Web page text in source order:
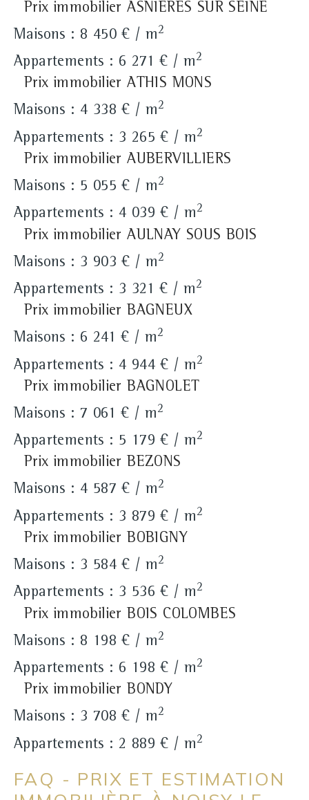
Prix immobilier ASNIERES SUR SEINE
Maisons : 8 450 € / m2
Appartements : 6 271 € / m2
Prix immobilier ATHIS MONS
Maisons : 4 338 € / m2
Appartements : 3 265 € / m2
Prix immobilier AUBERVILLIERS
Maisons : 5 055 € / m2
Appartements : 4 039 € / m2
Prix immobilier AULNAY SOUS BOIS
Maisons : 3 903 € / m2
Appartements : 3 321 € / m2
Prix immobilier BAGNEUX
Maisons : 6 241 € / m2
Appartements : 4 944 € / m2
Prix immobilier BAGNOLET
Maisons : 7 061 € / m2
Appartements : 5 179 € / m2
Prix immobilier BEZONS
Maisons : 4 587 € / m2
Appartements : 3 879 € / m2
Prix immobilier BOBIGNY
Maisons : 3 584 € / m2
Appartements : 3 536 € / m2
Prix immobilier BOIS COLOMBES
Maisons : 8 198 € / m2
Appartements : 6 198 € / m2
Prix immobilier BONDY
Maisons : 3 708 € / m2
Appartements : 2 889 € / m2
FAQ - PRIX ET ESTIMATION